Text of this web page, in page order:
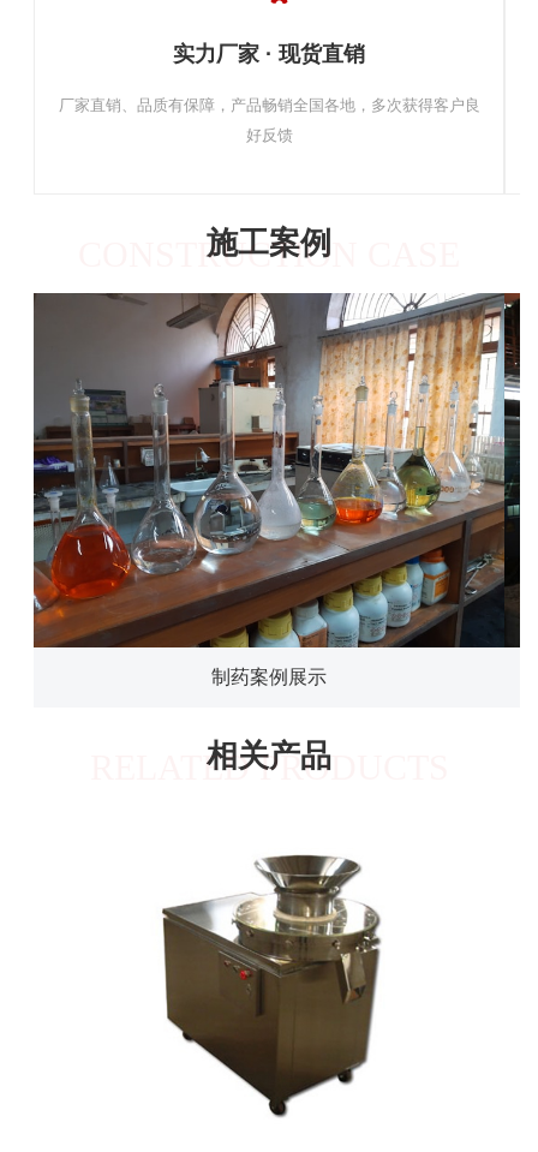
实力厂家 · 现货直销
厂家直销、品质有保障，产品畅销全国各地，多次获得客户良
好反馈
施工案例
CONSTRUCTION CASE
制药案例展示
相关产品
RELATED PRODUCTS